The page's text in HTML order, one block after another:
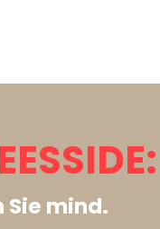
Sie mind.